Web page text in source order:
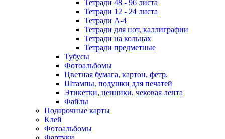
Тетради 48 - 96 листа
Тетради 12 - 24 листа
Тетради А-4
Тетради для нот, каллиграфии
Тетради на кольцах
Тетради предметные
Тубусы
Фотоальбомы
Цветная бумага, картон, фетр.
Штампы, подушки для печатей
Этикетки, ценники, чековая лента
Файлы
Подарочные карты
Клей
Фотоальбомы